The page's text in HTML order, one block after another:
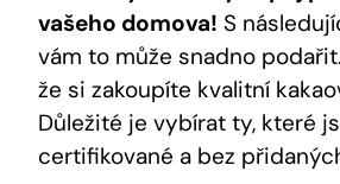
vašeho domova! S
vám to může snadno
že si zakoupíte kvalitní
Důležité je vybírat ty, které
certifikované a ⁢bez